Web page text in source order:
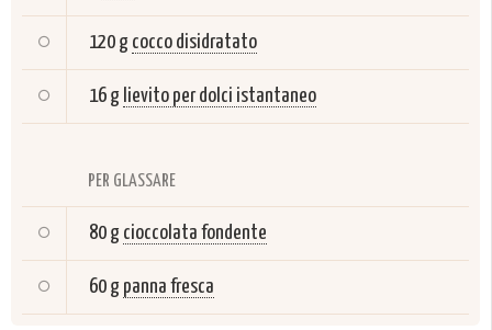
120 g cocco disidratato
16 g lievito per dolci istantaneo
PER GLASSARE
80 g cioccolata fondente
60 g panna fresca